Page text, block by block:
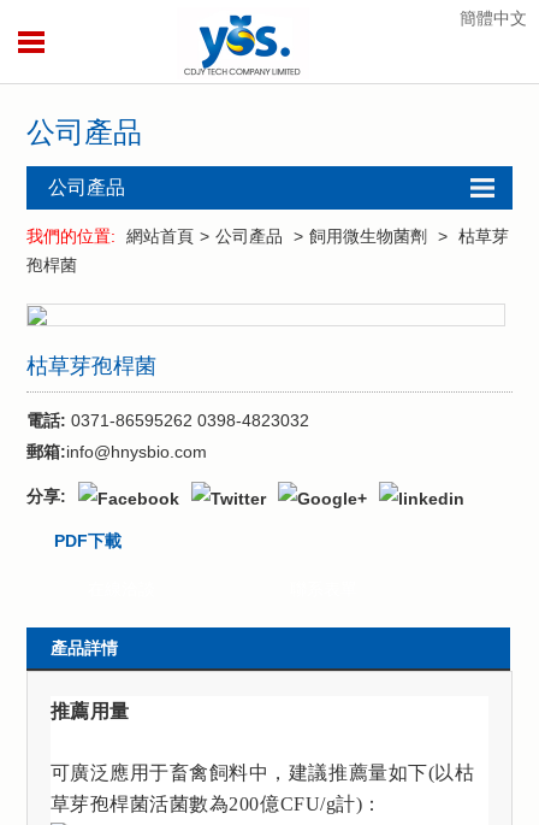
簡體中文
公司產品
公司產品
酶制劑
飼用酶制劑
飼用微生物菌
農用微生物菌
植保系列產品
水產系列產品
我們的位置: 網站首頁 > 公司產品 > 飼用微生物菌劑 > 枯草芽
孢桿菌
枯草芽孢桿菌
電話: 0371-86595262 0398-4823032
郵箱:info@hnysbio.com
分享:
PDF下載
產品詳情
推薦用量
可廣泛應用于畜禽飼料中，建議推薦量如下(以枯
草芽孢桿菌活菌數為200億CFU/g計) ：